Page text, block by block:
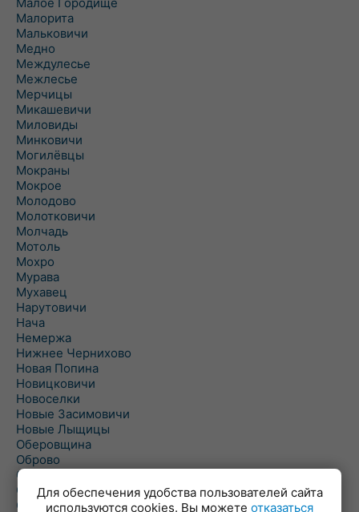
Малорита
Мальковичи
Медно
Междулесье
Межлесье
Мерчицы
Микашевичи
Миловиды
Минковичи
Могилёвцы
Мокраны
Мокрое
Молодово
Молотковичи
Молчадь
Мотоль
Мохро
Мурава
Мухавец
Нарутовичи
Нача
Немержа
Нижнее Чернихово
Новая Попина
Новицковичи
Новоселки
Новые Засимовичи
Новые Лыщицы
Оберовщина
Оброво
Огаревичи
Одрижин
Оздамичи
Для обеспечения удобства пользователей сайта
используются cookies. Вы можете отказаться